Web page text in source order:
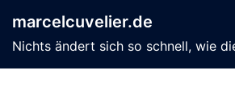
Inhalt
springen
marcelcuvelier.de
Nichts ändert sich so schnell, wie